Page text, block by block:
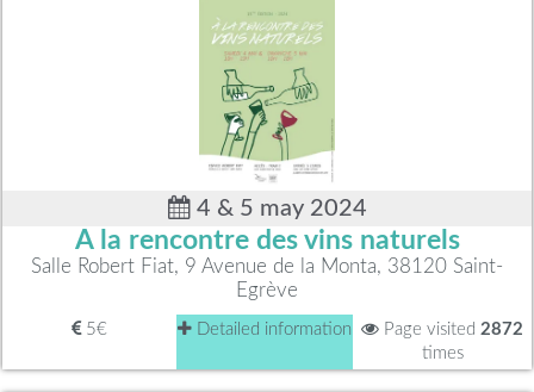
4 & 5 may 2024
A la rencontre des vins naturels
Salle Robert Fiat, 9 Avenue de la Monta, 38120 Saint-
Egrève
5€ Detailed information Page visited 2872
times